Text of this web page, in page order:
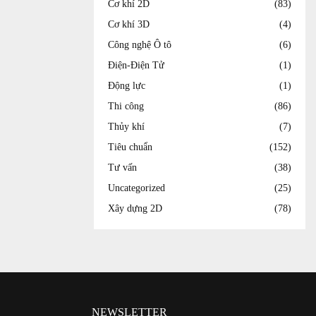
Cơ khí 2D
(83)
Cơ khí 3D
(4)
Công nghệ Ô tô
(6)
Điện-Điện Tử
(1)
Động lực
(1)
Thi công
(86)
Thủy khí
(7)
Tiêu chuẩn
(152)
Tư vấn
(38)
Uncategorized
(25)
Xây dựng 2D
(78)
NEWSLETTER